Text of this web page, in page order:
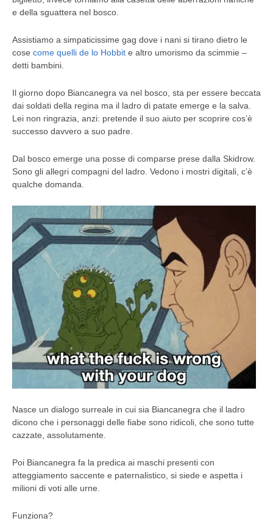
e della sguattera nel bosco.
Assistiamo a simpaticissime gag dove i nani si tirano dietro le
cose come quelli de lo Hobbit e altro umorismo da scimmie –
detti bambini.
Il giorno dopo Biancanegra va nel bosco, sta per essere beccata
dai soldati della regina ma il ladro di patate emerge e la salva.
Lei non ringrazia, anzi: pretende il suo aiuto per scoprire cos’è
successo davvero a suo padre.
Dal bosco emerge una posse di comparse prese dalla Skidrow.
Sono gli allegri compagni del ladro. Vedono i mostri digitali, c’è
qualche domanda.
Nasce un dialogo surreale in cui sia Biancanegra che il ladro
dicono che i personaggi delle fiabe sono ridicoli, che sono tutte
cazzate, assolutamente.
Poi Biancanegra fa la predica ai maschi presenti con
atteggiamento saccente e paternalistico, si siede e aspetta i
milioni di voti alle urne.
Funziona?